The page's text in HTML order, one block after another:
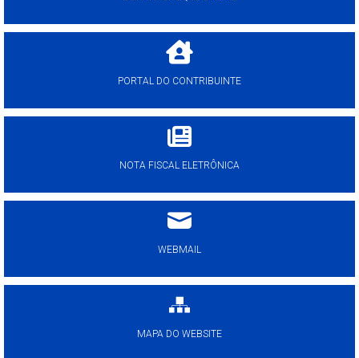
PORTAL DO CONTRIBUINTE
NOTA FISCAL ELETRÔNICA
WEBMAIL
MAPA DO WEBSITE